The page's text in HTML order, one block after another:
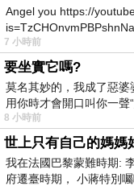
Angel you https://
7 小時前
要坐實它嗎?
莫名其妙的，我成了惡婆
用你時才會開口叫你一
8 小時前
世上只有自己的媽媽
我在法國巴黎蒙難時期:
府遷臺時期， 小蔣特別